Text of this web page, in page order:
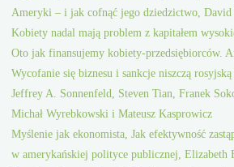
Ameryki – i jak cofnąć jego dziedzictwo, David
Kobiety nadal mają problem z kapitałem
Oto jak finansujemy kobiety-przedsiębiorców.
Wycofanie się biznesu i sankcje niszczą rosyjską
Jeffrey A. Sonnenfeld, Steven Tian, Franek
Michał Wyrebkowski i Mateusz Kasprowicz
Myślenie jak ekonomista, Jak efektywność
w amerykańskiej polityce publicznej, Elizabeth